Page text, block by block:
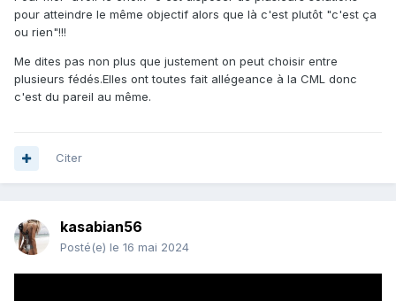
pour atteindre le même objectif alors que là c'est plutôt "c'est ça
ou rien"!!!
Me dites pas non plus que justement on peut choisir entre
plusieurs fédés.Elles ont toutes fait allégeance à la CML donc
c'est du pareil au même.
Citer
kasabian56
Posté(e) le 16 mai 2024